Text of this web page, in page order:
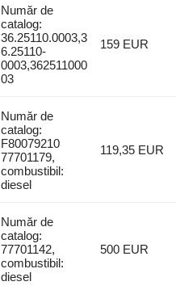
Număr de
catalog:
36.25110.0003,3
6.25110-
0003,362511000
03
159 EUR
Număr de
catalog:
F80079210
77701179,
combustibil:
diesel
119,35 EUR
Număr de
catalog:
77701142,
combustibil:
diesel
500 EUR